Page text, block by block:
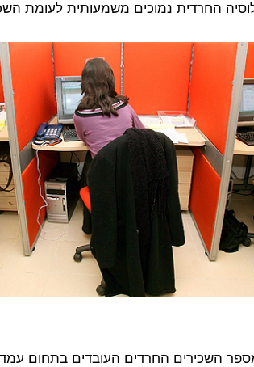
החרדית נמוכים משמעותית לעומת